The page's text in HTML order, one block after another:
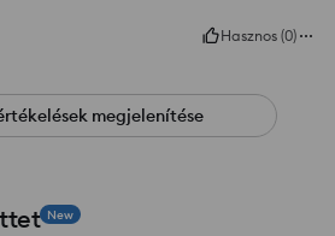
Hasznos (0)
megjelenítése
New